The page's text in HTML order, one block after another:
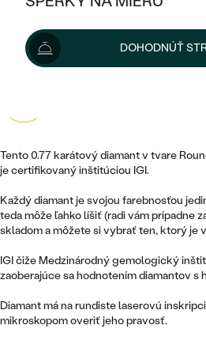
KOMBINOVANÉ ZLATO
PODĽA ŠTÝLU
ETERNITY
VYKROJENÉ
NETRADIČNÉ
TEPANÉ
POSTRANNÉ
HALO
SET ZÁSNUBNÉHO
OBRÚČOK
NETRADIČNÉ
ZAČAŤ S PRSTEŇOM
VÝPREDAJ
ŠPERKY ČO POMÁHAJÚ
PODĽA TYPU
NÁUŠNICE
PRÍVESKY
NÁRAMKY
SETY
PLATINOVÉ
KRUHOVÉ
MINIMALISTICKÉ
VISIACE
V TVARE SRDCA
ZLATÉ
STRIEBORNÉ
PODĽA ŠTÝLU
NARODENIE DIEŤAŤA
PERSONALIZOVANÉ
SO ZNAMENÍM
VÝPREDAJ
ZLATÉ
STRIEBORNÉ
PLATINOVÉ
ETERNITY
MINIMALISTICKÉ
DOHODNÚŤ
3 183 €
Tento 0.77 karátový diamant v tvare
je certifikovaný inštitúciou IGI.
Každý diamant je svojou farebnosťou
teda môže ľahko líšiť (radi vám prípadne
skladom a môžete si vybrať ten, ktorý je
IGI čiže Medzinárodný gemologický
zaoberajúce sa hodnotením diamantov
Diamant má na rundiste laserovú
mikroskopom overiť jeho pravosť.